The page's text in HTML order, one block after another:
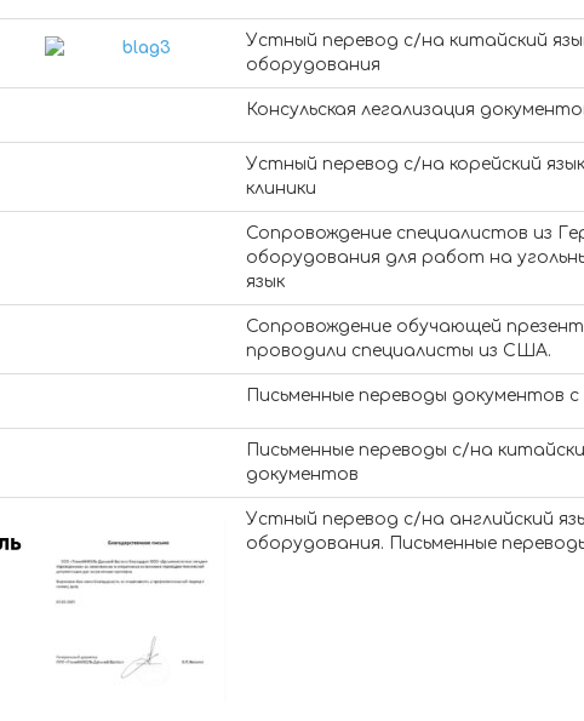
Устный перевод с/на китайский
оборудования
Консульская легализация
Устный перевод c/на корейский
клиники
Сопровождение специалистов из
оборудования для работ на
язык
Сопровождение обучающей
проводили специалисты из США.
Письменные переводы документов
Письменные переводы с/на
документов
Устный перевод с/на английский
оборудования. Письменные